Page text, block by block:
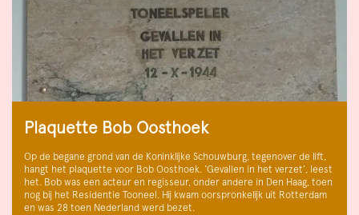
Plaquette Bob Oosthoek
Op de begane grond van de Koninklijke Schouwburg, tegenover de lift,
hangt het plaquette voor Bob Oosthoek. ‘Gevallen in het verzet’, leest
het. Bob was een acteur en regisseur, onder andere in Den Haag, toen
nog bij het Residentie Tooneel. Hij kwam oorspronkelijk uit Rotterdam
en was 28 toen Nederland werd bezet.